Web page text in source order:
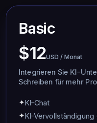
Basic
$12USD / Monat
Integrieren Sie KI-
Schreiben für mehr
✦KI-Chat
✦KI-